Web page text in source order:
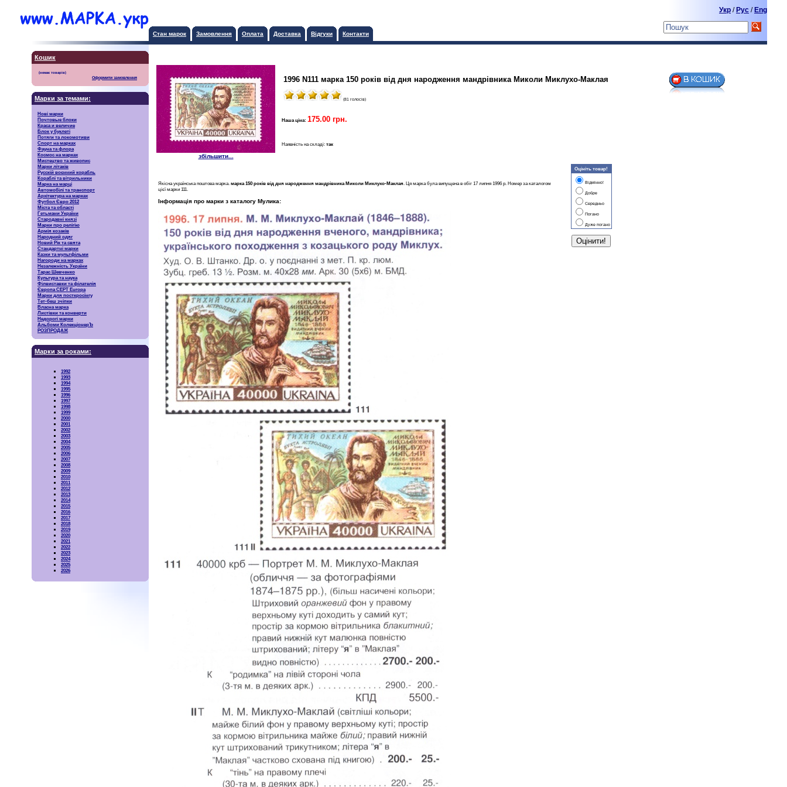
Стан марок Замовлення Оплата Доставка Відгуки Контакти
Укр / Pyc / Eng
Кошик
Оформити замовлення
Марки за темами:
Нові марки
Почтовые блоки
Краса и величие
Блок у буклеті
Потяги та локомотиви
Спорт на марках
Фауна та флора
Космос на марках
Мистецтво та живопис
Марки літаків
Русскiй воєнний корабль
Кораблі та вітрильники
Марка на марці
Автомобілі та транспорт
Архітектура на марках
Футбол Євро 2012
Міста та області
Гетьмани України
Стародавні князі
Марки про релігію
Армія козаків
Народний одяг
Новий Рік та свята
Стандартні марки
Казки та мультфільми
Нагороди на марках
Незалежність України
Тарас Шевченко
Культура та наука
Філвиставки та філателія
Європа CEPT Europa
Марки для посткросінгу
Тет-беш зчіпки
Власна марка
Листівки та конверти
Недорогі марки
Альбоми КолекціонерЪ
РОЗПРОДАЖ
Марки за роками:
1992
1993
1994
1995
1996
1997
1998
1999
2000
2001
2002
2003
2004
2005
2006
2007
2008
2009
2010
2011
2012
2013
2014
2015
2016
2017
2018
2019
2020
2021
2022
2023
2024
2025
2026
збільшити...
1996 N111 марка 150 років від дня народження мандрівника Миколи Миклухо-Маклая
(81 голосів)
Наша ціна: 175.00 грн.
Наявність на складі: так
Якісна українська поштова марка. марка 150 років від дня народження мандрівника Миколи Миклухо-Маклая . Ця марка була випущена в обіг 17 липня 1996 р. Номер за каталогом
цієї марки 111.
Інформація про марки з каталогу Мулика:
Оцініть товар!
Відмінно!
Добре
Середньо
Погано
Дуже погано